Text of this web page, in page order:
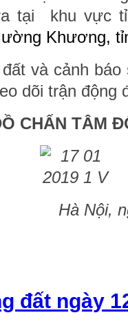
tại khu vực
Khương,
và cảnh
dõi trận động
CHẤN TÂM
Hà Nội,
đất ngày